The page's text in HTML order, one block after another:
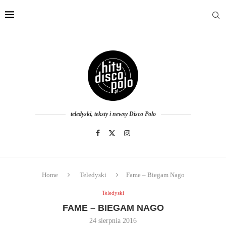
teledyski, teksty i newsy Disco Polo
Home Teledyski Fame – Biegam Nago
Teledyski
FAME – BIEGAM NAGO
24 sierpnia 2016